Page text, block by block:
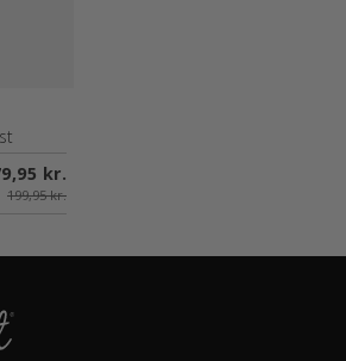
kr.
199,95 kr.